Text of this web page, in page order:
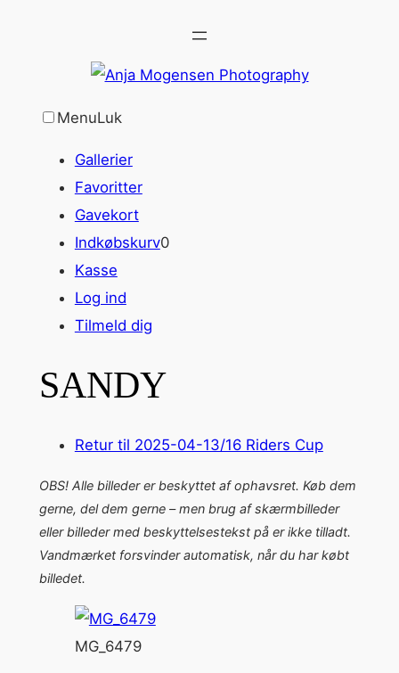
MenuLuk
Gallerier
Favoritter
Gavekort
Indkøbskurv0
Kasse
Log ind
Tilmeld dig
SANDY
Retur til 2025-04-13/16 Riders Cup
OBS! Alle billeder er beskyttet af ophavsret. Køb dem
gerne, del dem gerne – men brug af skærmbilleder
eller billeder med beskyttelsestekst på er ikke tilladt.
Vandmærket forsvinder automatisk, når du har købt
billedet.
MG_6479